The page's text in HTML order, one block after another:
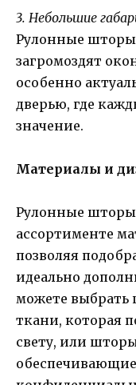
3. Небольшие
Рулонные шторы
загромоздят
особенно
дверью, где
значение.
Материалы и
Рулонные
ассортименте
позволяя
идеально
можете выбрать
ткани, которая
свету, или